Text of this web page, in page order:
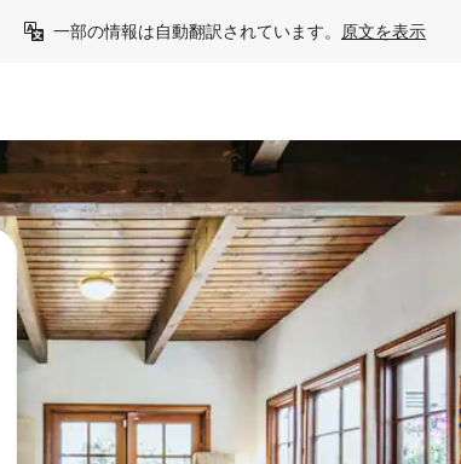
一部の情報は自動翻訳されています。 原文を表示